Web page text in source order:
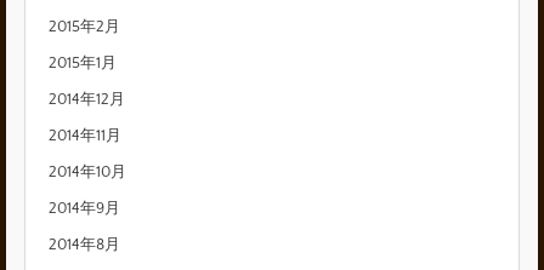
2015年2月
2015年1月
2014年12月
2014年11月
2014年10月
2014年9月
2014年8月